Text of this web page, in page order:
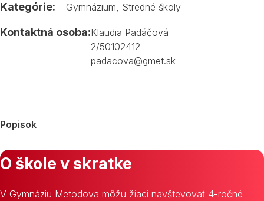
Kategórie: Gymnázium, Stredné školy
Kontaktná osoba:Klaudia Padáčová
2/50102412
padacova@gmet.sk
Popisok
O škole v skratke
V Gymnáziu Metodova môžu žiaci navštevovať 4-ročné